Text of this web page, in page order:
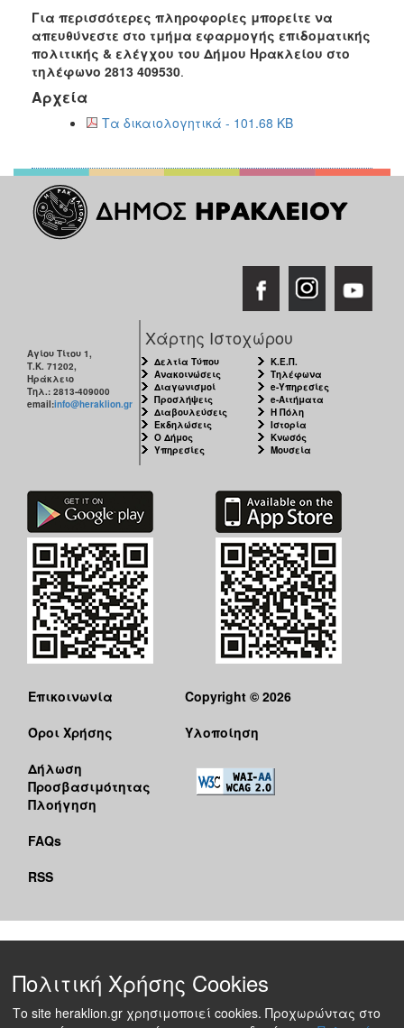
Για περισσότερες πληροφορίες μπορείτε να
απευθύνεστε στο τμήμα εφαρμογής επιδοματικής
πολιτικής & ελέγχου του Δήμου Ηρακλείου στο
τηλέφωνο 2813 409530.
Αρχεία
Τα δικαιολογητικά - 101.68 KB
Αγίου Τίτου 1,
Τ.Κ. 71202,
Ηράκλειο
Τηλ.: 2813-409000
email:info@heraklion.gr
Χάρτης Ιστοχώρου
Δελτία Τύπου
Ανακοινώσεις
Διαγωνισμοί
Προσλήψεις
Διαβουλεύσεις
Εκδηλώσεις
Ο Δήμος
Υπηρεσίες
Κ.Ε.Π.
Τηλέφωνα
e-Υπηρεσίες
e-Αιτήματα
Η Πόλη
Ιστορία
Κνωσός
Μουσεία
Επικοινωνία
Όροι Χρήσης
Δήλωση
Προσβασιμότητας
Πλοήγηση
FAQs
RSS
Copyright © 2026
Υλοποίηση
Πολιτική Χρήσης Cookies
Το site heraklion.gr χρησιμοποιεί cookies. Προχωρώντας στο